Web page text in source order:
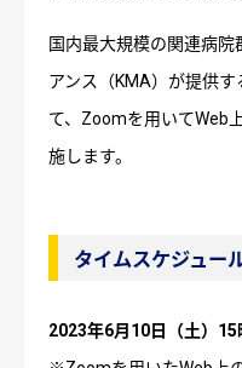
国内最大規模の関連病院
アンス（KMA）が提供
て、Zoomを用いてWeb
施します。
タイムスケジュー
2023年6月10日（土）